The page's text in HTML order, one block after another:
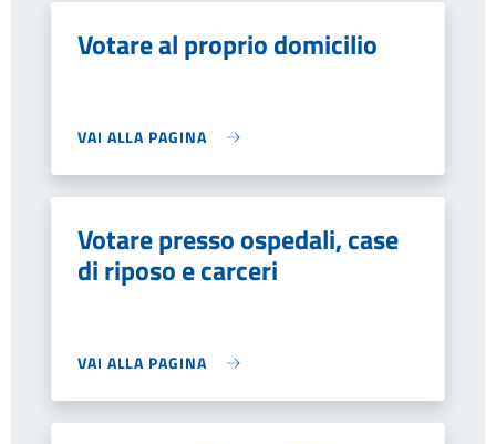
Votare al proprio domicilio
VAI ALLA PAGINA
Votare presso ospedali, case
di riposo e carceri
VAI ALLA PAGINA